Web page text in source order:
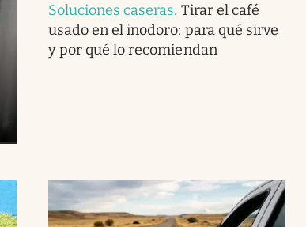
Soluciones caseras. Tirar el café
usado en el inodoro: para qué sirve
y por qué lo recomiendan